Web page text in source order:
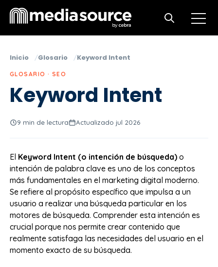
Open
Open search
Inicio Glosario Keyword Intent
GLOSARIO · SEO
Keyword Intent
9 min de lectura Actualizado jul 2026
El Keyword Intent (o intención de búsqueda) o
intención de palabra clave es uno de los conceptos
más fundamentales en el marketing digital moderno.
Se refiere al propósito específico que impulsa a un
usuario a realizar una búsqueda particular en los
motores de búsqueda. Comprender esta intención es
crucial porque nos permite crear contenido que
realmente satisfaga las necesidades del usuario en el
momento exacto de su búsqueda.